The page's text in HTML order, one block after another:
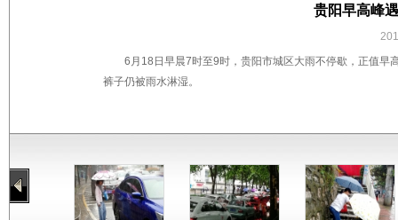
贵阳早高峰
6月18日早晨7时至9时，贵阳市城区大雨不停歇，正值早
裤子仍被雨水淋湿。